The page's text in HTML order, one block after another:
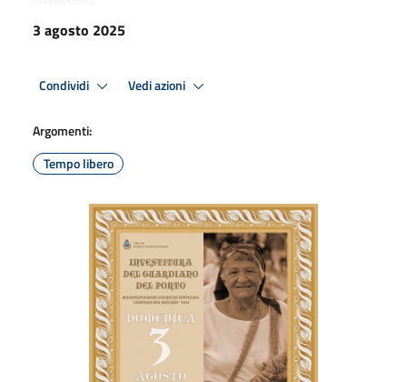
3 agosto 2025
Condividi Vedi azioni
Argomenti:
Tempo libero